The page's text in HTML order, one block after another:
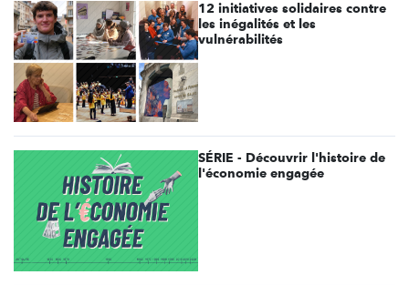
12 initiatives solidaires contre
les inégalités et les
vulnérabilités
SÉRIE - Découvrir l'histoire de
l'économie engagée